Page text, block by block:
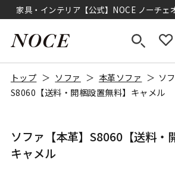
家具・インテリア【公式】NOCE ノーチェ
トップ ソファ 本革ソファ
ソ
S8060【送料・開梱設置無料】キャメル
ソファ【本革】S8060【送料・
キャメル